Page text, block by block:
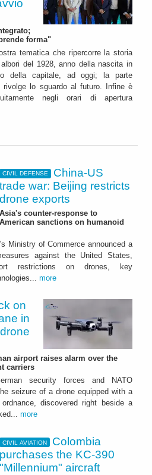
forma"
tematica che ripercorre la storia
del 1928, anno della nascita in
della capitale, ad oggi; la parte
rivolge lo sguardo al futuro. Infine è
negli orari di apertura
CIVIL DEFENSE
China-US
trade war: Beijing restricts
drone exports
Asia's counter-response to
American sanctions on humanoid
Ministry of Commerce announced a
against the United States,
restrictions on drones, key
more
on
in
airport raises alarm over the
carriers
security forces and NATO
seizure of a drone equipped with a
discovered right beside a
more
CIVIL AVIATION
Colombia
purchases the KC-390
"Millennium" aircraft